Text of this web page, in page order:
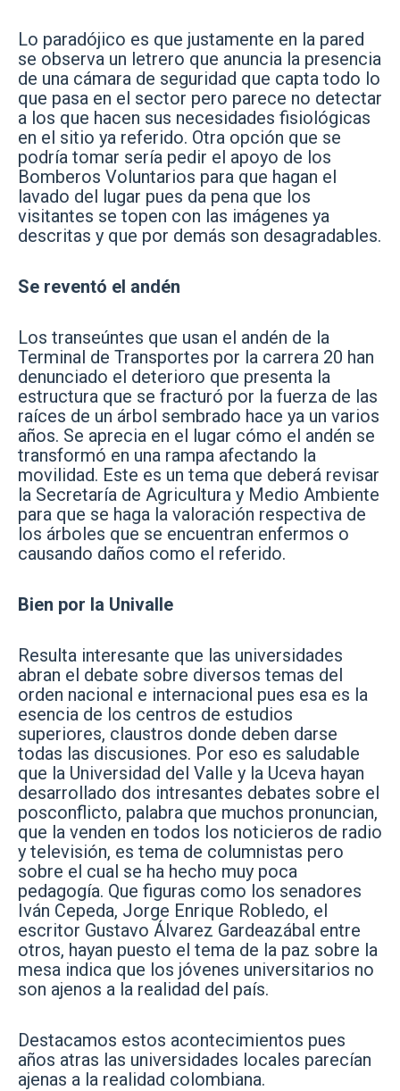
Lo paradójico es que justamente en la pared
se observa un letrero que anuncia la presencia
de una cámara de seguridad que capta todo lo
que pasa en el sector pero parece no detectar
a los que hacen sus necesidades fisiológicas
en el sitio ya referido. Otra opción que se
podría tomar sería pedir el apoyo de los
Bomberos Voluntarios para que hagan el
lavado del lugar pues da pena que los
visitantes se topen con las imágenes ya
descritas y que por demás son desagradables.
Se reventó el andén
Los transeúntes que usan el andén de la
Terminal de Transportes por la carrera 20 han
denunciado el deterioro que presenta la
estructura que se fracturó por la fuerza de las
raíces de un árbol sembrado hace ya un varios
años. Se aprecia en el lugar cómo el andén se
transformó en una rampa afectando la
movilidad. Este es un tema que deberá revisar
la Secretaría de Agricultura y Medio Ambiente
para que se haga la valoración respectiva de
los árboles que se encuentran enfermos o
causando daños como el referido.
Bien por la Univalle
Resulta interesante que las universidades
abran el debate sobre diversos temas del
orden nacional e internacional pues esa es la
esencia de los centros de estudios
superiores, claustros donde deben darse
todas las discusiones. Por eso es saludable
que la Universidad del Valle y la Uceva hayan
desarrollado dos intresantes debates sobre el
posconflicto, palabra que muchos pronuncian,
que la venden en todos los noticieros de radio
y televisión, es tema de columnistas pero
sobre el cual se ha hecho muy poca
pedagogía. Que figuras como los senadores
Iván Cepeda, Jorge Enrique Robledo, el
escritor Gustavo Álvarez Gardeazábal entre
otros, hayan puesto el tema de la paz sobre la
mesa indica que los jóvenes universitarios no
son ajenos a la realidad del país.
Destacamos estos acontecimientos pues
años atras las universidades locales parecían
ajenas a la realidad colombiana.